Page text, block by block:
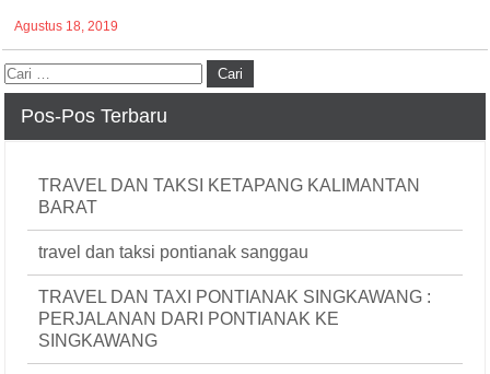
Agustus 18, 2019
Pos-Pos Terbaru
TRAVEL DAN TAKSI KETAPANG KALIMANTAN
BARAT
travel dan taksi pontianak sanggau
TRAVEL DAN TAXI PONTIANAK SINGKAWANG :
PERJALANAN DARI PONTIANAK KE
SINGKAWANG